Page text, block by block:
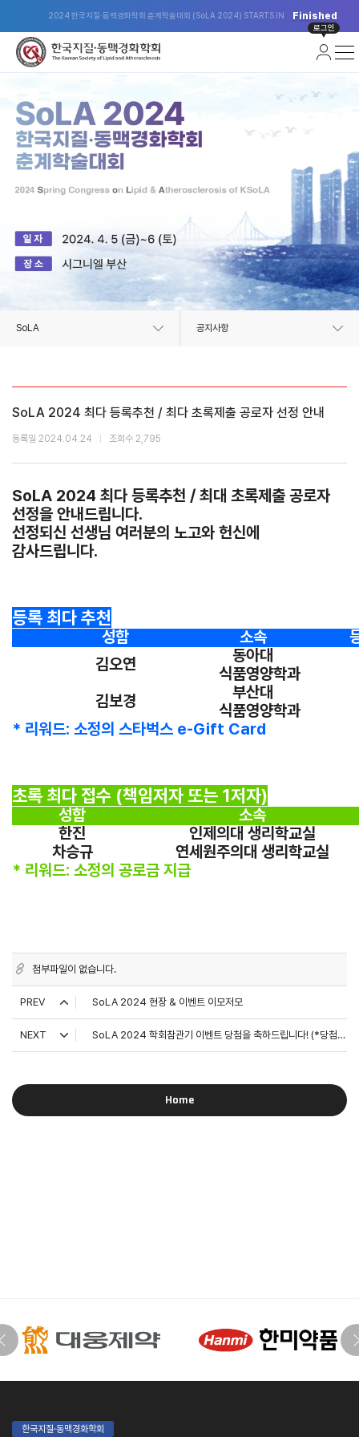
2024 한국지질·동맥경화학회 춘계학술대회 (SoLA 2024) STARTS IN Finished
로그인
SoLA 공지사항
SoLA 2024 최다 등록추천 / 최다 초록제출 공로자 선정 안내
등록일 2024.04.24 조회수 2,795
SoLA 2024 최다 등록추천 / 최대 초록제출 공로자
선정을 안내드립니다.
선정되신 선생님 여러분의 노고와 헌신에
감사드립니다.
등록 최다 추천
성함 소속
김오연
동아대
식품영양학과
김보경
부산대
식품영양학과
* 리워드: 소정의 스타벅스 e-Gift Card
초록 최다 접수 (책임저자 또는 1저자)
성함
소속
한진
인제의대 생리학교실
차승규
연세원주의대 생리학교실
* 리워드: 소정의 공로금 지급
첨부파일이 없습니다.
PREV SoLA 2024 현장 & 이벤트 이모저모
NEXT SoLA 2024 학회참관기 이벤트 당첨을 축하드립니다! (*당첨자: 강연지(경희대학교 동서의학대학원))
Home
한국지질·동맥경화학회